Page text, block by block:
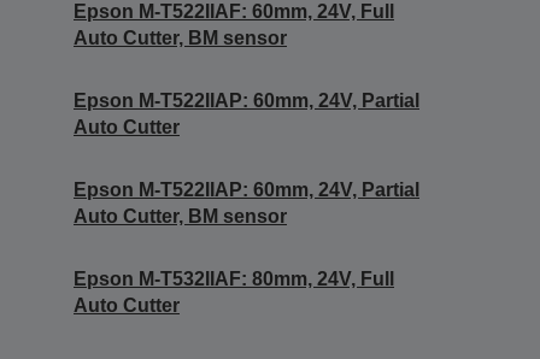
Epson M-T522IIAF: 60mm, 24V, Full
Auto Cutter, BM sensor
Epson M-T522IIAP: 60mm, 24V, Partial
Auto Cutter
Epson M-T522IIAP: 60mm, 24V, Partial
Auto Cutter, BM sensor
Epson M-T532IIAF: 80mm, 24V, Full
Auto Cutter